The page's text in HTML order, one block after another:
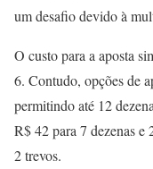
um desafio devido à
O custo para a aposta
6. Contudo, opções de
permitindo até 12
R$ 42 para 7 dezenas e
2 trevos.